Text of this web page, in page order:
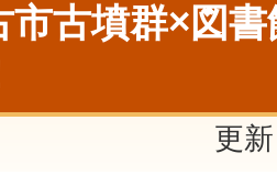
市古墳群×図
更